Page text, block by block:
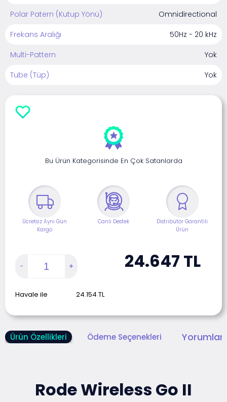
Polar Patern (Kutup Yönü)
Omnidirectional
Frekans Aralığı
50Hz - 20 kHz
Multi-Pattern
Yok
Tube (Tüp)
Yok
Bu Ürün Kategorisinde En Çok Satanlarda
Ücretsiz Aynı Gün
Kargo
Canlı Destek
Distribütör Garantili
Ürün
24.647 TL
Havale ile 24.154 TL
Ürün Özellikleri Ödeme Seçenekleri
Rode Wireless Go II